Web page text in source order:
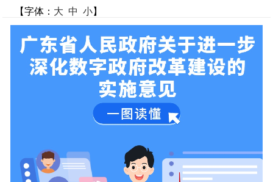
【字体： 大 中 小】